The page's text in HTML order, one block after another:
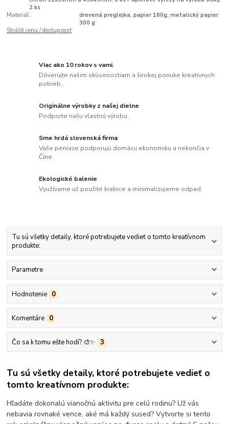
2 ks
Materiál:
drevená preglejka, papier 180g, metalický papier
300 g
Strážiť cenu / dostupnosť
Viac ako 10 rokov s vami.
Dôverujte našim skúsenostiam a širokej ponuke kreatívnych
potrieb..
Originálne výrobky z našej dielne
Podporte našu vlastnú výrobu.
Sme hrdá slovenská firma
Vaše peniaze podporujú domácu ekonomiku a nekončia v
Číne.
Ekologické balenie
Využívame už použité krabice a minimalizujeme odpad.
Tu sú všetky detaily, ktoré potrebujete vedieť o tomto kreatívnom
produkte:
Parametre
Hodnotenie 0
Komentáre 0
Čo sa k tomu ešte hodí? 🎨✨ 3
Tu sú všetky detaily, ktoré potrebujete vedieť o
tomto kreatívnom produkte:
Hľadáte dokonalú vianočnú aktivitu pre celú rodinu? Už vás
nebavia rovnaké vence, aké má každý sused? Vytvorte si tento